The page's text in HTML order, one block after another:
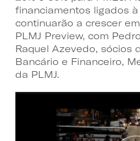
financiamentos ligados
continuarão a crescer
PLMJ Preview, com
Raquel Azevedo, sócios
Bancário e Financeiro,
da PLMJ.